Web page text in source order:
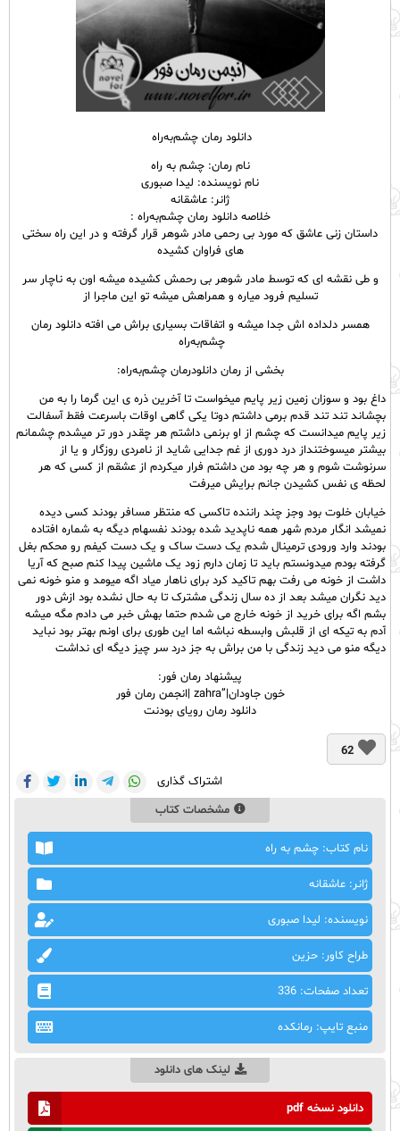
دانلود رمان چشم‌به‌راه ‌
نام رمان: چشم به راه
نام نویسنده: لیدا صبوری
ژانر: عاشقانه
خلاصه دانلود رمان چشم‌به‌راه ‌:
داستان زنی عاشق که مورد بی رحمی مادر شوهر قرار گرفته و در این راه سختی
های فراوان کشیده
و طی نقشه ای که توسط مادر شوهر بی رحمش کشیده میشه اون به ناچار سر
تسلیم فرود میاره و همراهش میشه تو این ماجرا از
همسر دلداده اش جدا میشه و اتفاقات بسیاری براش می افته دانلود رمان
چشم‌به‌راه ‌
بخشی از رمان دانلودرمان چشم‌به‌راه:
داغ بود و سوزان زمین زیر پایم میخواست تا آخرین ذره ی این گرما را به من
بچشاند تند تند قدم برمی داشتم دوتا یکی گاهی اوقات باسرعت فقط آسفالت
زیر پایم میدانست که چشم از او برنمی داشتم هر چقدر دور تر میشدم چشمانم
بیشتر میسوختنداز درد دوری از غم جدایی شاید از نامردی روزگار و یا از
سرنوشت شوم و هر چه بود من داشتم فرار میکردم از عشقم از کسی که هر
لحظه ی نفس کشیدن جانم برایش میرفت
خیابان خلوت بود وجز چند راننده تاکسی که منتظر مسافر بودند کسی دیده
نمیشد انگار مردم شهر همه ناپدید شده بودند نفسهام دیگه به شماره افتاده
بودند وارد ورودی ترمینال شدم یک دست ساک و یک دست کیفم رو محکم بغل
گرفته بودم میدونستم باید تا زمان دارم زود یک ماشین پیدا کنم صبح که آریا
داشت از خونه می رفت بهم تاکید کرد برای ناهار میاد اگه میومد و منو خونه نمی
دید نگران میشد بعد از ده سال زندگی مشترک تا به حال نشده بود ازش دور
بشم اگه برای خرید از خونه خارج می شدم حتما بهش خبر می دادم مگه میشه
آدم به تیکه ای از قلبش وابسطه نباشه اما این طوری برای اونم بهتر بود نباید
دیگه منو می دید زندگی با من براش به جز درد سر چیز دیگه ای نداشت
پیشنهاد رمان فور:
خون جاودان|”zahra |انجمن رمان فور
دانلود رمان رویای بودنت
62
اشتراک گذاری
مشخصات کتاب
نام کتاب: چشم به راه
ژانر: عاشقانه
نویسنده: لیدا صبوری
طراح کاور: حزین
تعداد صفحات: 336
منبع تایپ: رمانکده
لینک های دانلود
دانلود نسخه pdf